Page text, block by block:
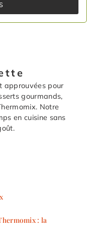
approuvées pour
gourmands,
Notre
en cuisine sans
: la